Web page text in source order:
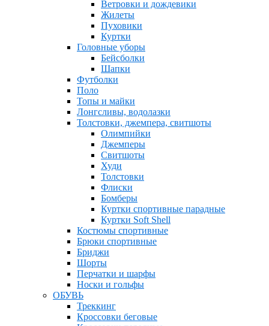
Ветровки и дождевики
Жилеты
Пуховики
Куртки
Головные уборы
Бейсболки
Шапки
Футболки
Поло
Топы и майки
Лонгсливы, водолазки
Толстовки, джемпера, свитшоты
Олимпийки
Джемперы
Свитшоты
Худи
Толстовки
Флиски
Бомберы
Куртки спортивные парадные
Куртки Soft Shell
Костюмы спортивные
Брюки спортивные
Бриджи
Шорты
Перчатки и шарфы
Носки и гольфы
ОБУВЬ
Треккинг
Кроссовки беговые